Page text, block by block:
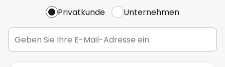
Privatkunde Unternehmen